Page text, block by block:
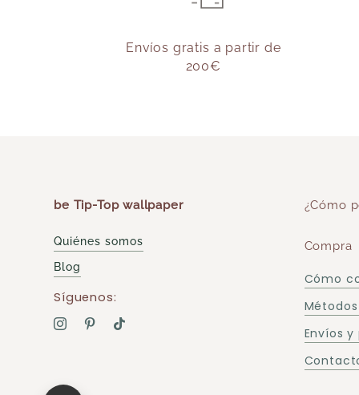
Envíos gratis a partir de
200€
be Tip-Top wallpaper
Quiénes somos
Blog
Síguenos:
¿Cómo
Compra
Cómo
Envíos y